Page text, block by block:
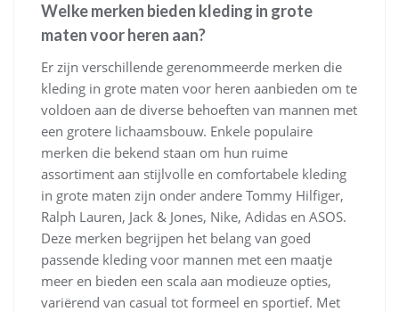
Welke merken bieden kleding in grote
maten voor heren aan?
Er zijn verschillende gerenommeerde merken die
kleding in grote maten voor heren aanbieden om te
voldoen aan de diverse behoeften van mannen met
een grotere lichaamsbouw. Enkele populaire
merken die bekend staan om hun ruime
assortiment aan stijlvolle en comfortabele kleding
in grote maten zijn onder andere Tommy Hilfiger,
Ralph Lauren, Jack & Jones, Nike, Adidas en ASOS.
Deze merken begrijpen het belang van goed
passende kleding voor mannen met een maatje
meer en bieden een scala aan modieuze opties,
variërend van casual tot formeel en sportief. Met